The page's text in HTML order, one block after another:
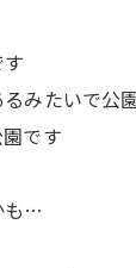
みたいで公
です
も…